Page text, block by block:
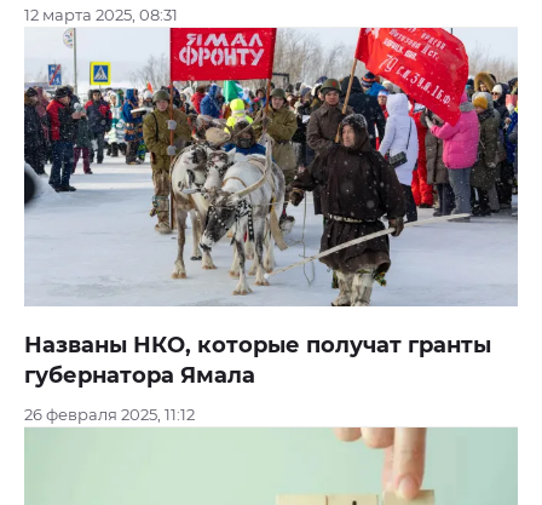
12 марта 2025, 08:31
Названы НКО, которые получат гранты
губернатора Ямала
26 февраля 2025, 11:12